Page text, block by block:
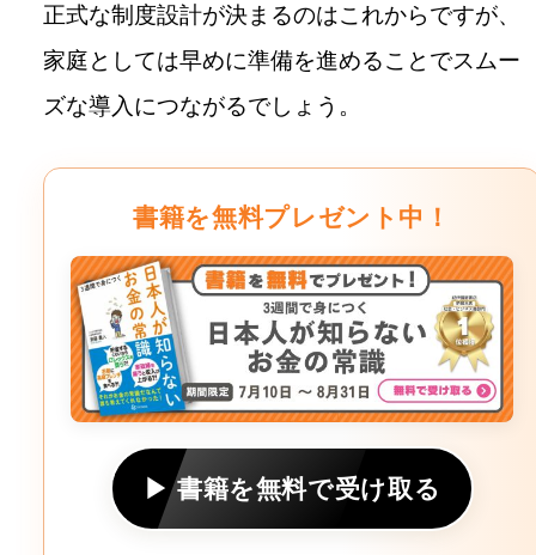
正式な制度設計が決まるのはこれからですが、
家庭としては早めに準備を進めることでスムー
ズな導入につながるでしょう。
書籍を無料プレゼント中！
▶ 書籍を無料で受け取る